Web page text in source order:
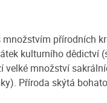
přírodních
kulturního dědictví
množství
Příroda skýtá